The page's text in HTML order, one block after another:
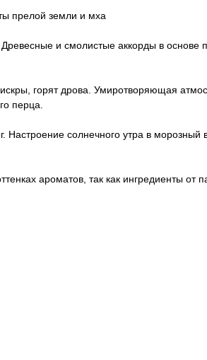
прелой земли и мха
и смолистые аккорды в
горят дрова. Умиротворяющая
перца.
Настроение солнечного утра в морозный
ароматов, так как ингредиенты от